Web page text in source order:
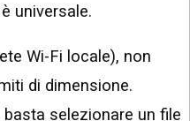
universale.
Wi-Fi locale), non
di dimensione.
selezionare un file